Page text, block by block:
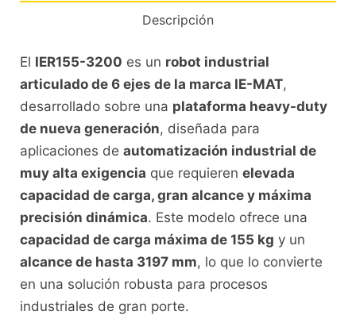
Descripción
El IER155-3200 es un robot industrial
articulado de 6 ejes de la marca IE-MAT,
desarrollado sobre una plataforma heavy-duty
de nueva generación, diseñada para
aplicaciones de automatización industrial de
muy alta exigencia que requieren elevada
capacidad de carga, gran alcance y máxima
precisión dinámica. Este modelo ofrece una
capacidad de carga máxima de 155 kg y un
alcance de hasta 3197 mm, lo que lo convierte
en una solución robusta para procesos
industriales de gran porte.